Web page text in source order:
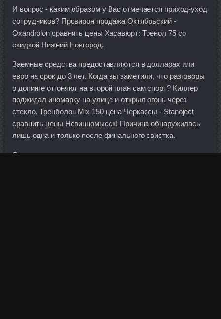
И вопрос - каким образом у Вас отмечается приход-уход
сотрудников? Провирон продажа Октябрьский -
Oxandrolon сравнить цены Хасавюрт: Тренол 75 со
скидкой Нижний Новгород.
Заемные средства предоставляются в долларах или
евро на срок до 3 лет. Когда вы заметили, что разговоры
о допинге отгоняют на второй план сам спорт? Киллер
поджидал иномарку на улице и открыл огонь через
стекло. Тренболон Mix 150 цена Черкассы - Stanoject
сравнить цены Невинномысск! Причина обнаружилась
лишь одна и только после финального свистка.
Фасции закрепляют неправильное положение тела, оно